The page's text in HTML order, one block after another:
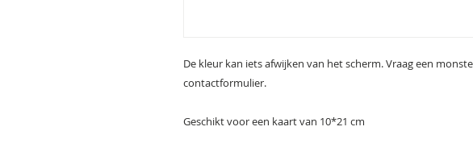
De kleur kan iets afwijken van het scherm. Vraag een
contactformulier.
Geschikt voor een kaart van 10*21 cm